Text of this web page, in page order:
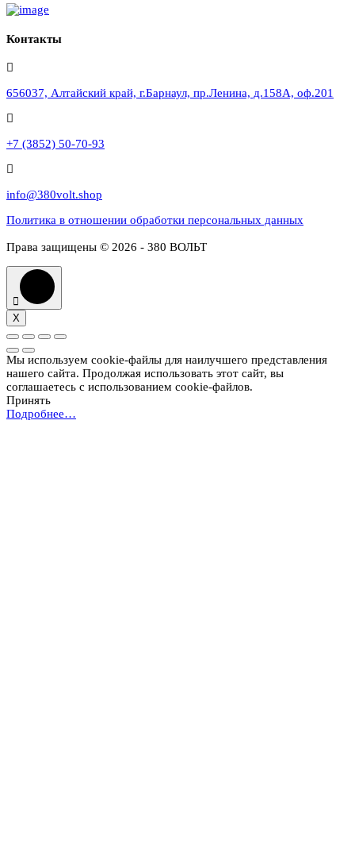
Контакты
656037, Алтайский край, г.Барнаул, пр.Ленина, д.158А, оф.201
+7 (3852) 50-70-93
info@380volt.shop
Политика в отношении обработки персональных данных
Права защищены © 2026 - 380 ВОЛЬТ
X
Мы используем cookie-файлы для наилучшего представления
нашего сайта. Продолжая использовать этот сайт, вы
соглашаетесь с использованием cookie-файлов.
Принять
Подробнее…